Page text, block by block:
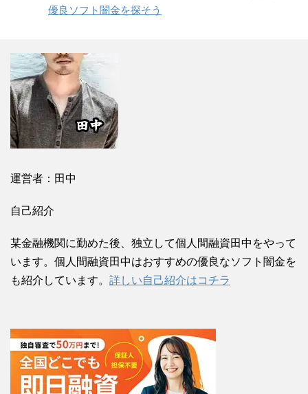
優良ソフト闇金を探そう
運営者：田中
自己紹介
某金融機関に勤めた後、独立して個人間融資田中をやって
います。個人間融資田中はおすすめの優良なソフト闇金を
も紹介しています。 詳しい自己紹介はコチラ